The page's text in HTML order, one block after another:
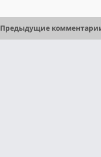
Предыдущие